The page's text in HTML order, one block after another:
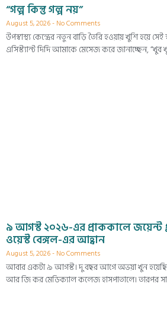
“গল্প কিন্তু গল্প নয়”
August 5, 2026 No Comments
উপস্বাস্থ্য কেন্দ্রের নতুন বাড়ি তৈরি হওয়ায় খুশি হয়ে সেই
এসিস্ট্যান্ট দিদি আমাকে মেসেজ করে জানাচ্ছেন,
৯ আগস্ট ২০২৬-এর প্রাককালে জয়েন্ট
ওয়েস্ট বেঙ্গল-এর আহ্বান
August 5, 2026 No Comments
আবার একটা ৯ আগস্ট। দু বছর আগে অভয়া খুন
আর জি কর মেডিক্যাল কলেজ হাসপাতালে। তারপর